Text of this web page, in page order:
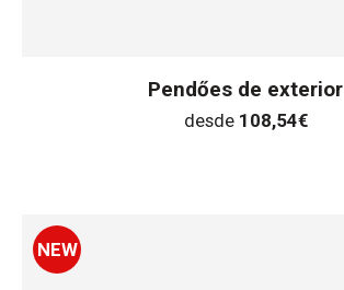
Pendőes de exterior
desde 108,54€
NEW